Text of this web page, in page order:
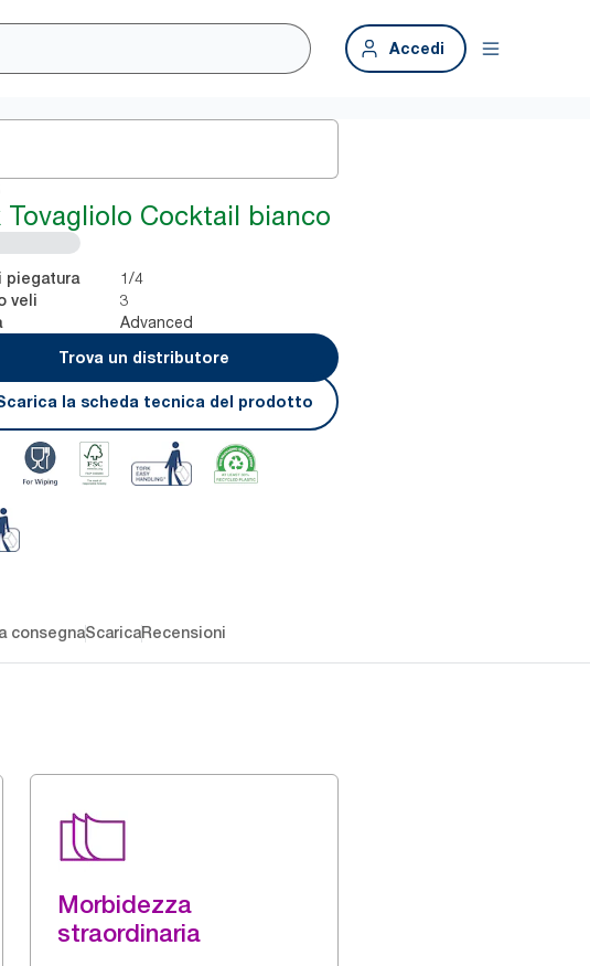
Accedi
Tovagliolo Cocktail bianco
piegatura 1/4
veli 3
Advanced
Trova un distributore
la scheda tecnica del prodotto
consegnaScaricaRecensioni
Morbidezza
straordinaria